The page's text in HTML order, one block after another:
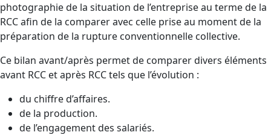
photographie de la situation de l’entreprise au terme de la
RCC afin de la comparer avec celle prise au moment de la
préparation de la rupture conventionnelle collective.
Ce bilan avant/après permet de comparer divers éléments
avant RCC et après RCC tels que l’évolution :
du chiffre d’affaires.
de la production.
de l’engagement des salariés.